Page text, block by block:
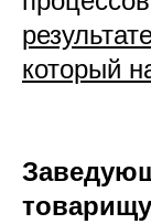
который